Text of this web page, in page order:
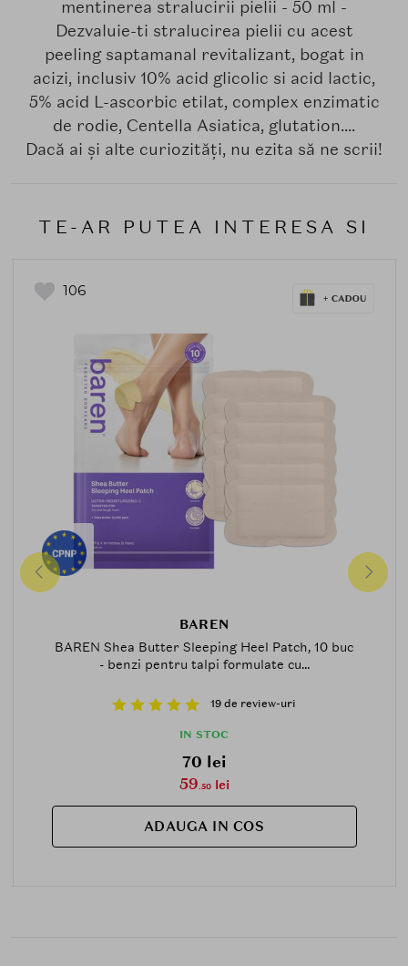
mentinerea stralucirii pielii - 50 ml -
Dezvaluie-ti stralucirea pielii cu acest
peeling saptamanal revitalizant, bogat in
acizi, inclusiv 10% acid glicolic si acid lactic,
5% acid L-ascorbic etilat, complex enzimatic
de rodie, Centella Asiatica, glutation....
Dacă ai și alte curiozități, nu ezita să ne scrii!
TE-AR PUTEA INTERESA SI
106
BAREN
BAREN Shea Butter Sleeping Heel Patch, 10 buc
- benzi pentru talpi formulate cu...
19 de review-uri
IN STOC
70 lei
59.50lei
ADAUGA IN COS